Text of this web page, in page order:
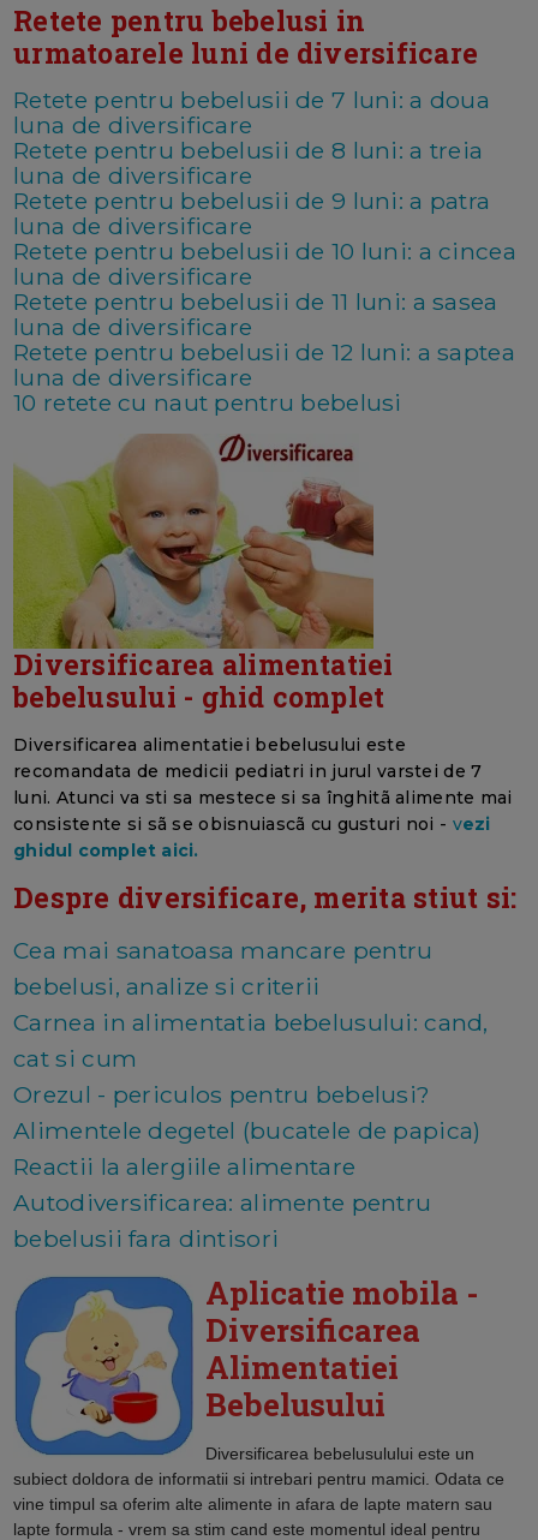
Retete pentru bebelusi in
urmatoarele luni de diversificare
Retete pentru bebelusii de 7 luni: a doua
luna de diversificare
Retete pentru bebelusii de 8 luni: a treia
luna de diversificare
Retete pentru bebelusii de 9 luni: a patra
luna de diversificare
Retete pentru bebelusii de 10 luni: a cincea
luna de diversificare
Retete pentru bebelusii de 11 luni: a sasea
luna de diversificare
Retete pentru bebelusii de 12 luni: a saptea
luna de diversificare
10 retete cu naut pentru bebelusi
Diversificarea alimentatiei
bebelusului - ghid complet
Diversificarea alimentatiei bebelusului este
recomandata de medicii pediatri in jurul varstei de 7
luni. Atunci va sti sa mestece si sa înghitã alimente mai
consistente si sã se obisnuiascã cu gusturi noi - vezi
ghidul complet aici.
Despre diversificare, merita stiut si:
Cea mai sanatoasa mancare pentru
bebelusi, analize si criterii
Carnea in alimentatia bebelusului: cand,
cat si cum
Orezul - periculos pentru bebelusi?
Alimentele degetel (bucatele de papica)
Reactii la alergiile alimentare
Autodiversificarea: alimente pentru
bebelusii fara dintisori
Aplicatie mobila -
Diversificarea
Alimentatiei
Bebelusului
Diversificarea bebelusulului este un
subiect doldora de informatii si intrebari pentru mamici. Odata ce
vine timpul sa oferim alte alimente in afara de lapte matern sau
lapte formula - vrem sa stim cand este momentul ideal pentru